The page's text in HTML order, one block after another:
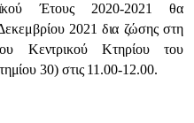
Έτους 2020-2021 θα
2021 δια ζώσης στη
Κεντρικού Κτηρίου του
30) στις 11.00-12.00.